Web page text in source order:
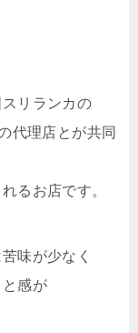
リランカの
代理店とが共同
るお店です。
味が少なく
感が